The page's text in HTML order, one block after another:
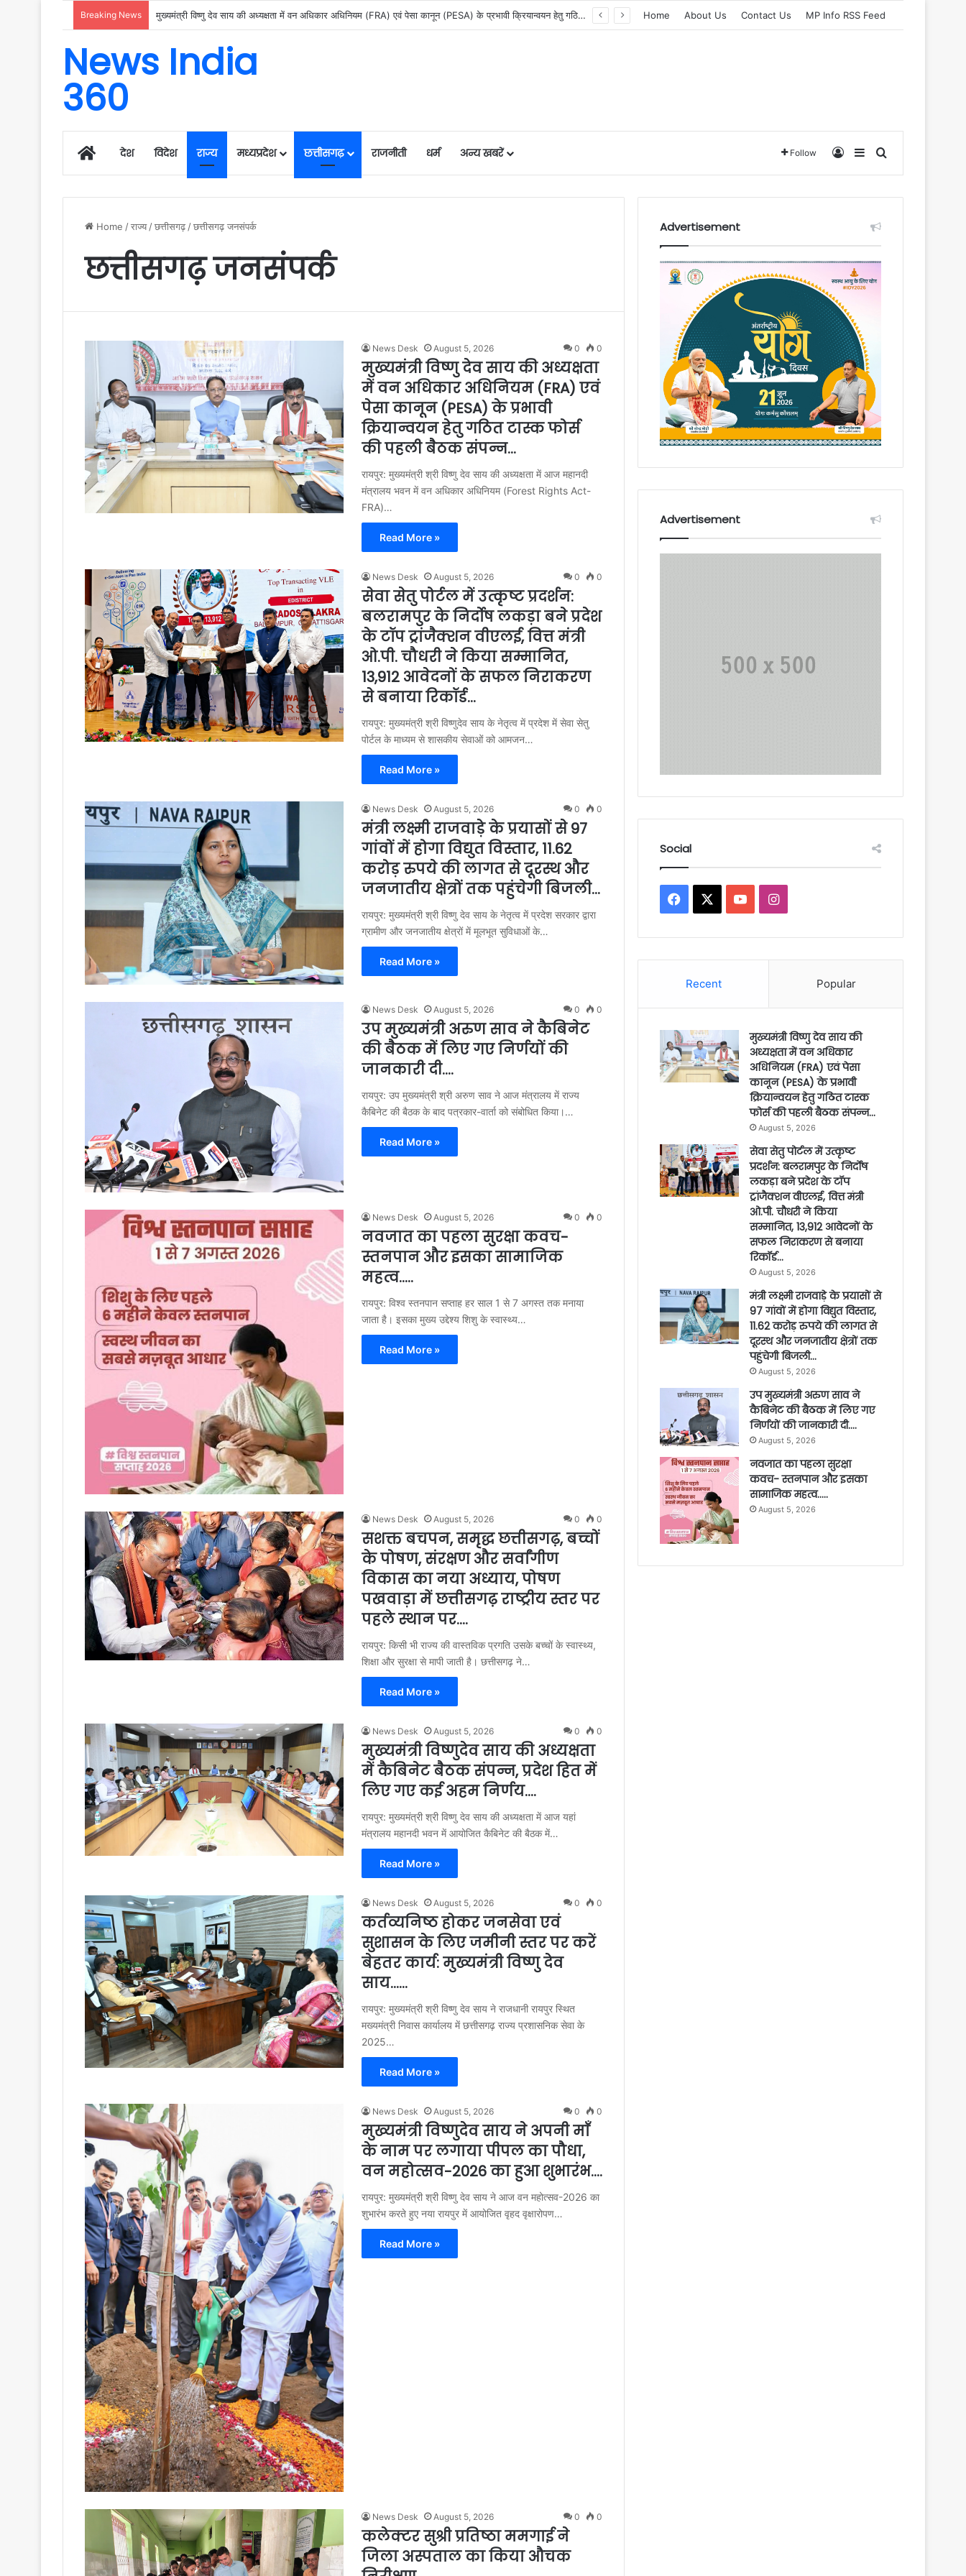
Breaking News सेवा सेतु पोर्टल में उत्कृष्ट प्रदर्शन: बलरामपुर के निर्दोष लकड़ा बने प्रदेश के टॉप ट्रांजैक्शन वीएलई, वित्त मंत्री ओ.पी. चौधरी ने किया सम्मानित, 13,912 आवेदनों के सफल निराकरण से बनाया रिकॉर्ड… Home About Us Contact Us MP Info RSS Feed
News India
360
Homeदेश विदेश राज्य मध्यप्रदेश छत्तीसगढ़ राजनीती धर्म अन्य खबरें Follow Log InSidebarSearch for
Home /राज्य /छत्तीसगढ़ /छत्तीसगढ़ जनसंपर्क
छत्तीसगढ़ जनसंपर्क
News Desk August 5, 2026 0 0
मुख्यमंत्री विष्णु देव साय की अध्यक्षता
में वन अधिकार अधिनियम (FRA) एवं
पेसा कानून (PESA) के प्रभावी
क्रियान्वयन हेतु गठित टास्क फोर्स
की पहली बैठक संपन्न…
रायपुर: मुख्यमंत्री श्री विष्णु देव साय की अध्यक्षता में आज महानदी
मंत्रालय भवन में वन अधिकार अधिनियम (Forest Rights Act-
FRA)…
Read More »
News Desk August 5, 2026 0 0
सेवा सेतु पोर्टल में उत्कृष्ट प्रदर्शन:
बलरामपुर के निर्दोष लकड़ा बने प्रदेश
के टॉप ट्रांजैक्शन वीएलई, वित्त मंत्री
ओ.पी. चौधरी ने किया सम्मानित,
13,912 आवेदनों के सफल निराकरण
से बनाया रिकॉर्ड…
रायपुर: मुख्यमंत्री श्री विष्णुदेव साय के नेतृत्व में प्रदेश में सेवा सेतु
पोर्टल के माध्यम से शासकीय सेवाओं को आमजन…
Read More »
News Desk August 5, 2026 0 0
मंत्री लक्ष्मी राजवाड़े के प्रयासों से 97
गांवों में होगा विद्युत विस्तार, 11.62
करोड़ रुपये की लागत से दूरस्थ और
जनजातीय क्षेत्रों तक पहुंचेगी बिजली…
रायपुर: मुख्यमंत्री श्री विष्णु देव साय के नेतृत्व में प्रदेश सरकार द्वारा
ग्रामीण और जनजातीय क्षेत्रों में मूलभूत सुविधाओं के…
Read More »
News Desk August 5, 2026 0 0
उप मुख्यमंत्री अरुण साव ने कैबिनेट
की बैठक में लिए गए निर्णयों की
जानकारी दी….
रायपुर: उप मुख्यमंत्री श्री अरुण साव ने आज मंत्रालय में राज्य
कैबिनेट की बैठक के बाद पत्रकार-वार्ता को संबोधित किया।…
Read More »
News Desk August 5, 2026 0 0
नवजात का पहला सुरक्षा कवच-
स्तनपान और इसका सामाजिक
महत्व…..
रायपुर: विश्व स्तनपान सप्ताह हर साल 1 से 7 अगस्त तक मनाया
जाता है। इसका मुख्य उद्देश्य शिशु के स्वास्थ्य…
Read More »
News Desk August 5, 2026 0 0
सशक्त बचपन, समृद्ध छत्तीसगढ़, बच्चों
के पोषण, संरक्षण और सर्वांगीण
विकास का नया अध्याय, पोषण
पखवाड़ा में छत्तीसगढ़ राष्ट्रीय स्तर पर
पहले स्थान पर….
रायपुर: किसी भी राज्य की वास्तविक प्रगति उसके बच्चों के स्वास्थ्य,
शिक्षा और सुरक्षा से मापी जाती है। छत्तीसगढ़ ने…
Read More »
News Desk August 5, 2026 0 0
मुख्यमंत्री विष्णुदेव साय की अध्यक्षता
में कैबिनेट बैठक संपन्न, प्रदेश हित में
लिए गए कई अहम निर्णय….
रायपुर: मुख्यमंत्री श्री विष्णु देव साय की अध्यक्षता में आज यहां
मंत्रालय महानदी भवन में आयोजित कैबिनेट की बैठक में…
Read More »
News Desk August 5, 2026 0 0
कर्तव्यनिष्ठ होकर जनसेवा एवं
सुशासन के लिए जमीनी स्तर पर करें
बेहतर कार्य: मुख्यमंत्री विष्णु देव
साय……
रायपुर: मुख्यमंत्री श्री विष्णु देव साय ने राजधानी रायपुर स्थित
मख्यमंत्री निवास कार्यालय में छत्तीसगढ़ राज्य प्रशासनिक सेवा के
2025…
Read More »
News Desk August 5, 2026 0 0
मुख्यमंत्री विष्णुदेव साय ने अपनी माँ
के नाम पर लगाया पीपल का पौधा,
वन महोत्सव-2026 का हुआ शुभारंभ….
रायपुर: मुख्यमंत्री श्री विष्णु देव साय ने आज वन महोत्सव-2026 का
शुभारंभ करते हुए नया रायपुर में आयोजित वृहद वृक्षारोपण…
Read More »
News Desk August 5, 2026 0 0
कलेक्टर सुश्री प्रतिष्ठा ममगाई ने
जिला अस्पताल का किया औचक
Advertisement
Advertisement
Social
Facebook YouTubeInstagram
Recent Popular
मुख्यमंत्री विष्णु देव साय की
अध्यक्षता में वन अधिकार
अधिनियम (FRA) एवं पेसा
कानून (PESA) के प्रभावी
क्रियान्वयन हेतु गठित टास्क
फोर्स की पहली बैठक संपन्न…
August 5, 2026
सेवा सेतु पोर्टल में उत्कृष्ट
प्रदर्शन: बलरामपुर के निर्दोष
लकड़ा बने प्रदेश के टॉप
ट्रांजैक्शन वीएलई, वित्त मंत्री
ओ.पी. चौधरी ने किया
सम्मानित, 13,912 आवेदनों के
सफल निराकरण से बनाया
रिकॉर्ड…
August 5, 2026
मंत्री लक्ष्मी राजवाड़े के प्रयासों से
97 गांवों में होगा विद्युत विस्तार,
11.62 करोड़ रुपये की लागत से
दूरस्थ और जनजातीय क्षेत्रों तक
पहुंचेगी बिजली…
August 5, 2026
उप मुख्यमंत्री अरुण साव ने
कैबिनेट की बैठक में लिए गए
निर्णयों की जानकारी दी….
August 5, 2026
नवजात का पहला सुरक्षा
कवच- स्तनपान और इसका
सामाजिक महत्व…..
August 5, 2026